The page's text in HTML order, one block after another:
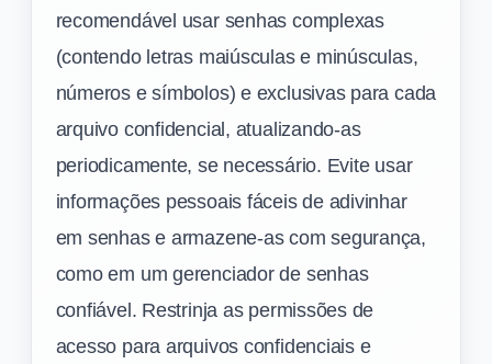
recomendável usar senhas complexas
(contendo letras maiúsculas e minúsculas,
números e símbolos) e exclusivas para cada
arquivo confidencial, atualizando-as
periodicamente, se necessário. Evite usar
informações pessoais fáceis de adivinhar
em senhas e armazene-as com segurança,
como em um gerenciador de senhas
confiável. Restrinja as permissões de
acesso para arquivos confidenciais e